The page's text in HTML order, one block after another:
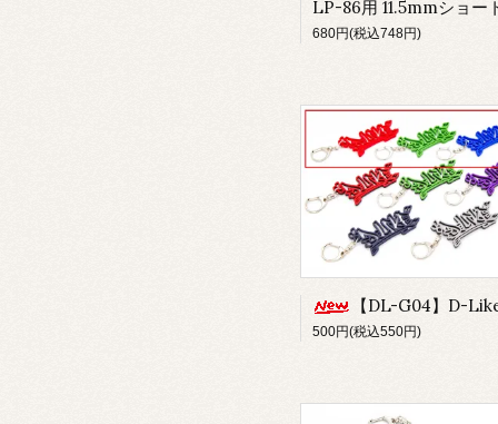
680円(税込748円)
【DL-G04】D-Likeキーホルダー type.A-Small 単色バージ
500円(税込550円)